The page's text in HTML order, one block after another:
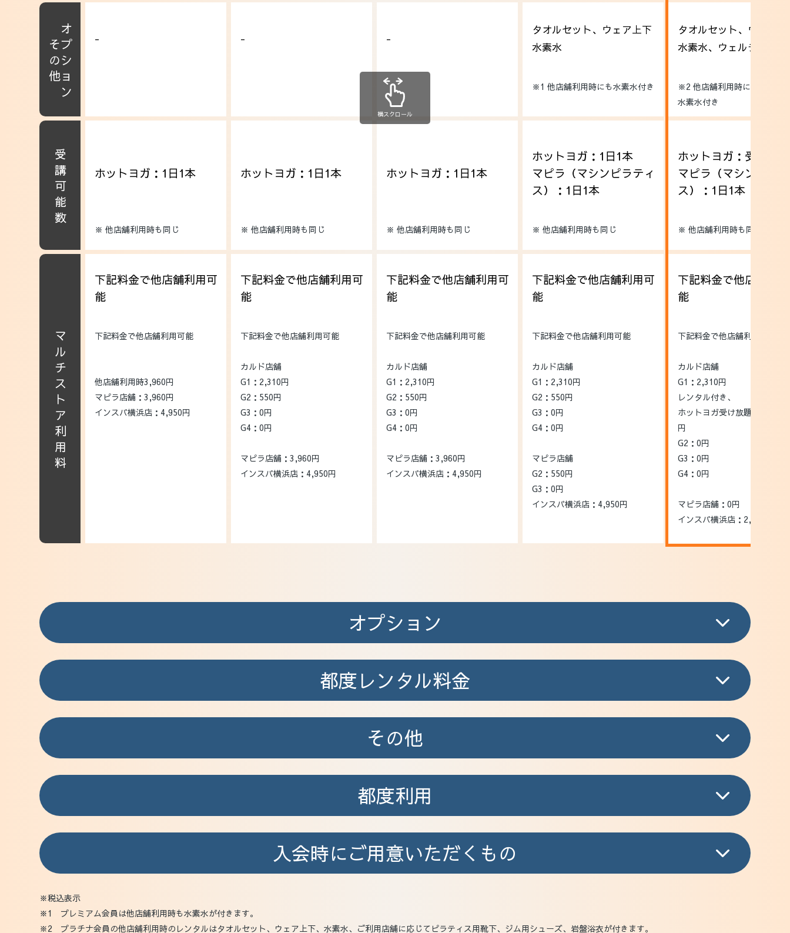
オプション
その他 - - -
タオルセット、ウェア上下
水素水
※1 他店舗利用時にも水素水付き
タオルセット、ウェア
水素水、ウェルチケ1枚
※2 他店舗利用時にもレンタ
水素水付き
受講可能数 ホットヨガ：1日1本
※ 他店舗利用時も同じ
ホットヨガ：1日1本
※ 他店舗利用時も同じ
ホットヨガ：1日1本
※ 他店舗利用時も同じ
ホットヨガ：1日1本
マピラ（マシンピラティ
ス）：1日1本
※ 他店舗利用時も同じ
ホットヨガ：受け放題
マピラ（マシンピラ
ス）：1日1本
※ 他店舗利用時も同じ
マルチストア利用料
下記料金で他店舗利用可
能
下記料金で他店舗利用可能
他店舗利用時3,960円
マピラ店舗：3,960円
インスパ横浜店：4,950円
下記料金で他店舗利用可
能
下記料金で他店舗利用可能
カルド店舗
G1：2,310円
G2：550円
G3：0円
G4：0円
マピラ店舗：3,960円
インスパ横浜店：4,950円
下記料金で他店舗利用可
能
下記料金で他店舗利用可能
カルド店舗
G1：2,310円
G2：550円
G3：0円
G4：0円
マピラ店舗：3,960円
インスパ横浜店：4,950円
下記料金で他店舗利用可
能
下記料金で他店舗利用可能
カルド店舗
G1：2,310円
G2：550円
G3：0円
G4：0円
マピラ店舗
G2：550円
G3：0円
インスパ横浜店：4,950円
下記料金で他店舗利
能
下記料金で他店舗利用可能
カルド店舗
G1：2,310円
レンタル付き、
ホットヨガ受け放題の場合
円
G2：0円
G3：0円
G4：0円
マピラ店舗：0円
インスパ横浜店：2,200円
横スクロール
オプション
都度レンタル料金
その他
都度利用
入会時にご用意いただくもの
※税込表示
※1 プレミアム会員は他店舗利用時も水素水が付きます。
※2 プラチナ会員の他店舗利用時のレンタルはタオルセット、ウェア上下、水素水、ご利用店舗に応じてピラティス用靴下、ジム用シューズ、岩盤浴衣が付きます。